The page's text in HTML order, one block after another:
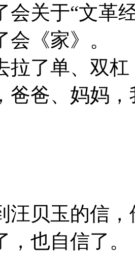
会关于“文革
会《家》。
拉了单、双
爸爸、妈妈
汪贝玉的信
也自信了。